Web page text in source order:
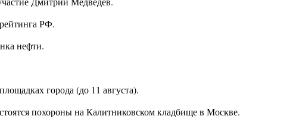
РФ.
нефти.
города (до 11 августа).
похороны на Калитниковском кладбище в Москве.